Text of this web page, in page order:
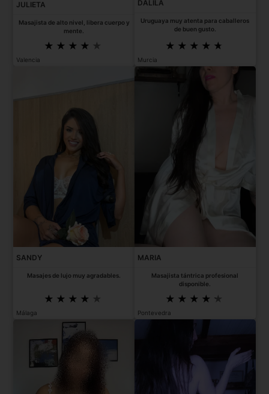
JULIETA
Masajista de alto nivel, libera cuerpo y
mente.
Valencia
DALILA
Uruguaya muy atenta para caballeros
de buen gusto.
Murcia
SANDY
Masajes de lujo muy agradables.
Málaga
MARIA
Masajista tántrica profesional
disponible.
Pontevedra